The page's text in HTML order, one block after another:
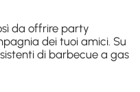
da offrire party
dei tuoi amici. Su
di barbecue a gas